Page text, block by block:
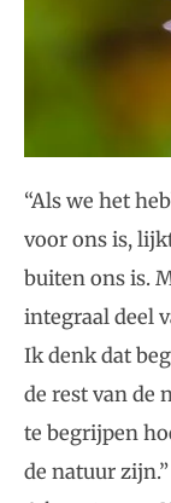
“Als we het
voor ons is,
buiten ons is.
integraal deel
Ik denk dat
de rest van de
te begrijpen
de natuur